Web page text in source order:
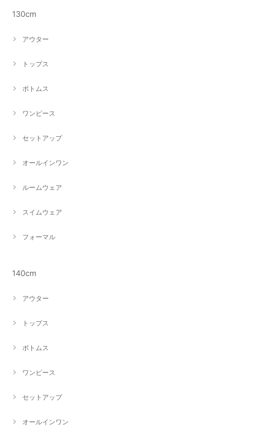
130cm
アウター
トップス
ボトムス
ワンピース
セットアップ
オールインワン
ルームウェア
スイムウェア
フォーマル
140cm
アウター
トップス
ボトムス
ワンピース
セットアップ
オールインワン